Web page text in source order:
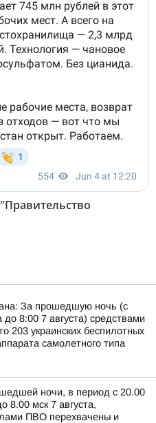
За прошедшую ночь (с
до 8:00 7 августа) средствами
203 украинских беспилотных
самолетного типа
ночи, в период с 20.00
8.00 мск 7 августа,
ПВО перехвачены и